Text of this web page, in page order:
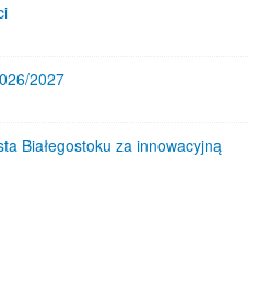
2027
Białegostoku za innowacyjną